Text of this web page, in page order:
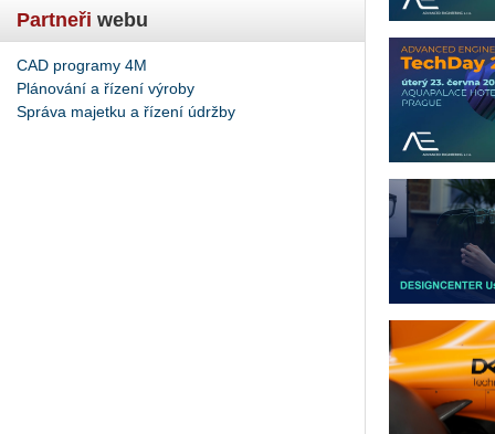
Partneři webu
CAD programy 4M
Plánování a řízení výroby
Správa majetku a řízení údržby